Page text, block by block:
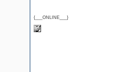
{___ONLINE___}